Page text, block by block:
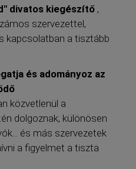
divatos kiegészítő ,
szervezettel,
kapcsolatban a tisztább
és adományoz az
közvetlenül a
dolgoznak, különösen
és más szervezetek
a figyelmet a tiszta